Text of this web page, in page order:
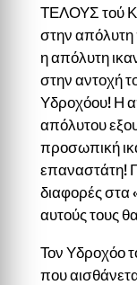
ΤΕΛΟΥΣ τού
στην απόλυτη
η απόλυτη
στην αντοχή
Υδροχόου! Η
απόλυτου
προσωπική
επαναστάτη!
διαφορές στα
αυτούς τους
Τον Υδροχόο
που